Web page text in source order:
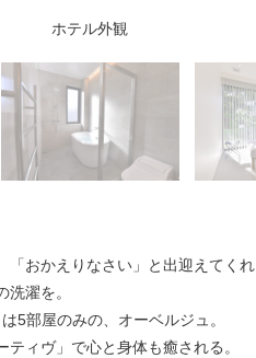
ホテル外観
客室 デラックスツイン
デラックスツイン バスルーム
客室 スタンダードツイン
タンダードツイン バスルーム
朝食
ー 琉球イノベーティブコース例
ー 琉球イノベーティブコース例
SUP
シュノーケル
おかえりなさい」と出迎えてく
濯を。
部屋のみの、オーベルジュ。
ィヴ」で心と身体も癒される。